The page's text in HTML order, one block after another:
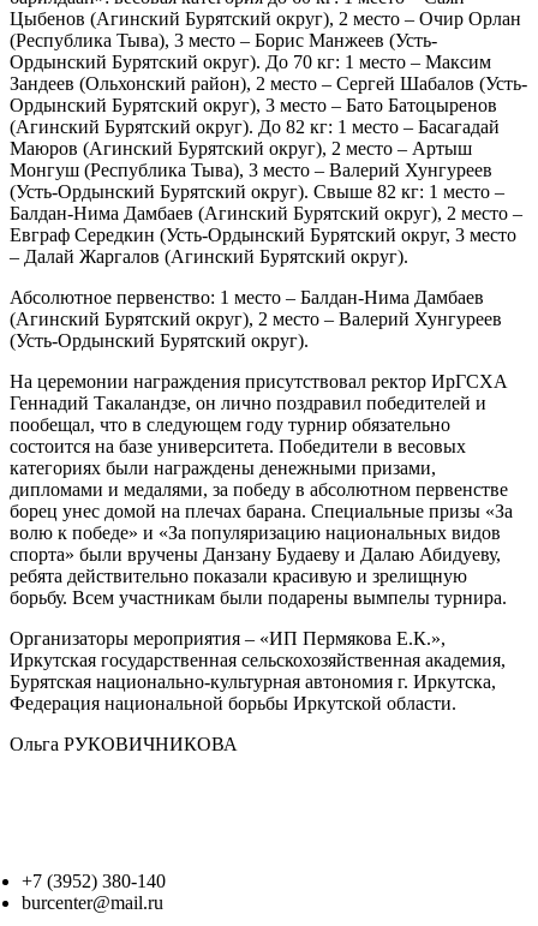
Цыбенов (Агинский Бурятский округ), 2 место – Очир Орлан
(Республика Тыва), 3 место – Борис Манжеев (Усть-
Ордынский Бурятский округ). До 70 кг: 1 место – Максим
Зандеев (Ольхонский район), 2 место – Сергей Шабалов (Усть-
Ордынский Бурятский округ), 3 место – Бато Батоцыренов
(Агинский Бурятский округ). До 82 кг: 1 место – Басагадай
Маюров (Агинский Бурятский округ), 2 место – Артыш
Монгуш (Республика Тыва), 3 место – Валерий Хунгуреев
(Усть-Ордынский Бурятский округ). Свыше 82 кг: 1 место –
Балдан-Нима Дамбаев (Агинский Бурятский округ), 2 место –
Евграф Середкин (Усть-Ордынский Бурятский округ, 3 место
– Далай Жаргалов (Агинский Бурятский округ).
Абсолютное первенство: 1 место – Балдан-Нима Дамбаев
(Агинский Бурятский округ), 2 место – Валерий Хунгуреев
(Усть-Ордынский Бурятский округ).
На церемонии награждения присутствовал ректор ИрГСХА
Геннадий Такаландзе, он лично поздравил победителей и
пообещал, что в следующем году турнир обязательно
состоится на базе университета. Победители в весовых
категориях были награждены денежными призами,
дипломами и медалями, за победу в абсолютном первенстве
борец унес домой на плечах барана. Специальные призы «За
волю к победе» и «За популяризацию национальных видов
спорта» были вручены Данзану Будаеву и Далаю Абидуеву,
ребята действительно показали красивую и зрелищную
борьбу. Всем участникам были подарены вымпелы турнира.
Организаторы мероприятия – «ИП Пермякова Е.К.»,
Иркутская государственная сельскохозяйственная академия,
Бурятская национально-культурная автономия г. Иркутска,
Федерация национальной борьбы Иркутской области.
Ольга РУКОВИЧНИКОВА
+7 (3952) 380-140
burcenter@mail.ru